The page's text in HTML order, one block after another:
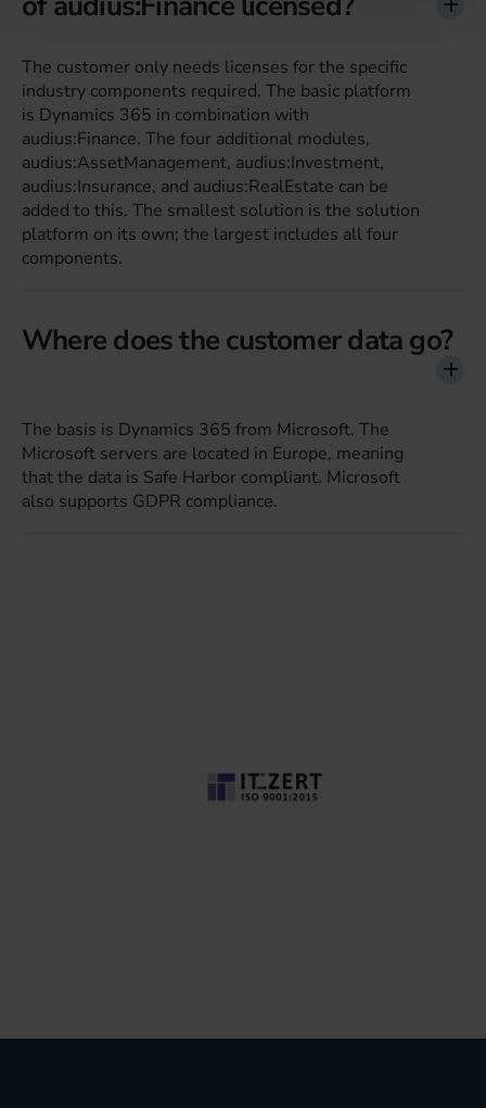
The customer only needs licenses for the specific
industry components required. The basic platform
is Dynamics 365 in combination with
audius:Finance. The four additional modules,
audius:AssetManagement, audius:Investment,
audius:Insurance, and audius:RealEstate can be
added to this. The smallest solution is the solution
platform on its own; the largest includes all four
components.
Where does the customer data go?
The basis is Dynamics 365 from Microsoft. The
Microsoft servers are located in Europe, meaning
that the data is Safe Harbor compliant. Microsoft
also supports GDPR compliance.